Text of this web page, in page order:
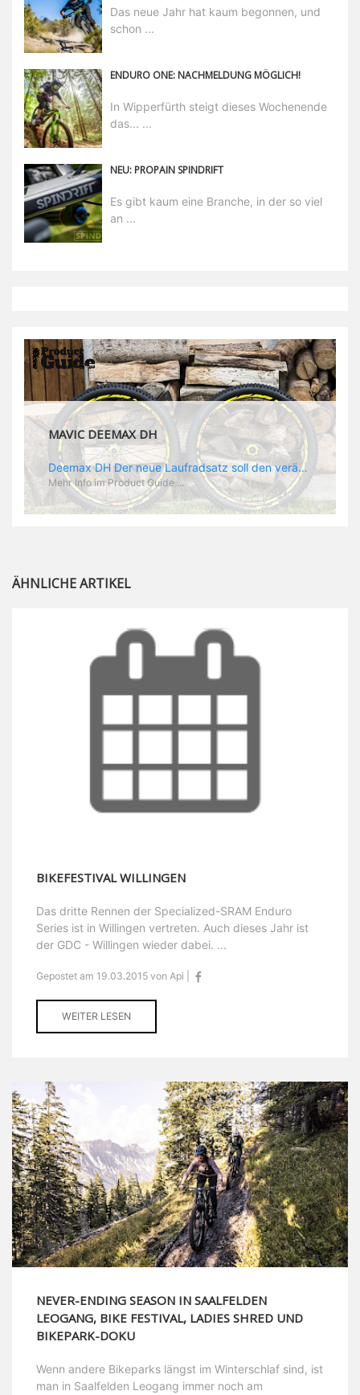
Das neue Jahr hat kaum begonnen, und
schon ...
ENDURO ONE: NACHMELDUNG MÖGLICH!
In Wipperfürth steigt dieses Wochenende
das... ...
NEU: PROPAIN SPINDRIFT
Es gibt kaum eine Branche, in der so viel
an ...
MAVIC DEEMAX DH
Deemax DH Der neue Laufradsatz soll den veränderten Ansprüchen im Downhill Einsatz gerecht werden: die Geschwindigkeiten werden immer höher, die Kräfte, die aufs Material wirken ebenfalls. Damit steigen natürlich auch die Ansprüche der Fahrer ans Material. Das einzige, was eventuell niedriger wird, ist der Reifendruck. Somit ergibt sich der Anforderungskatalog an das Deemax-Update. Hier ist das Ergebnis: - der Laufradsatz bekam eine neue Felge mit 28 mm Innenbreite. Laut Scott Sharples ist das der beste Kompromiss aus Stabilität, Gewicht und Steifigkeit, vor allem aber passt diese Breite am besten zu den Reifen, die aktuell auf dem Markt sind und im Renneinsatz gefahren werden. Es gehe auch breite und schmaler, 28 mm hätten sich aber im Test als Optimum herausgestellt. - mit einem 4D-Fertigungsprozess wurde die Materialverteilung optimiert: Stabilität dort, wo sie erforderlich ist, Gewichtsersparnis da, wo es Sinn macht. Somit gibt Mavic eine GGewichtsersparnis von 15 % an, ohne an Stabilität einzubüßen - neue, ultraleichte „double butted“ Speichen und ein super effizienter Freilauf - Mavics bewährtes UST System für perfekte Kompatibilität mit Tubeless Reifen - Gewicht (Laufradset): 1944 g)
Mehr Info im Product Guide ...
ÄHNLICHE ARTIKEL
BIKEFESTIVAL WILLINGEN
Das dritte Rennen der Specialized-SRAM Enduro
Series ist in Willingen vertreten. Auch dieses Jahr ist
der GDC - Willingen wieder dabei. ...
Gepostet am 19.03.2015 von Api |
WEITER LESEN
NEVER-ENDING SEASON IN SAALFELDEN
LEOGANG, BIKE FESTIVAL, LADIES SHRED UND
BIKEPARK-DOKU
Wenn andere Bikeparks längst im Winterschlaf sind, ist
man in Saalfelden Leogang immer noch am